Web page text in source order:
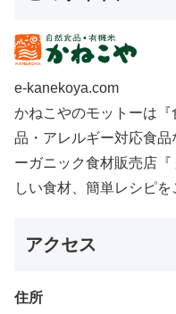
e-kanekoya.com
かねこやのモットーは
品・アレルギー対応食
ーガニック食材販売店
しい食材、簡単レシピを
アクセス
住所